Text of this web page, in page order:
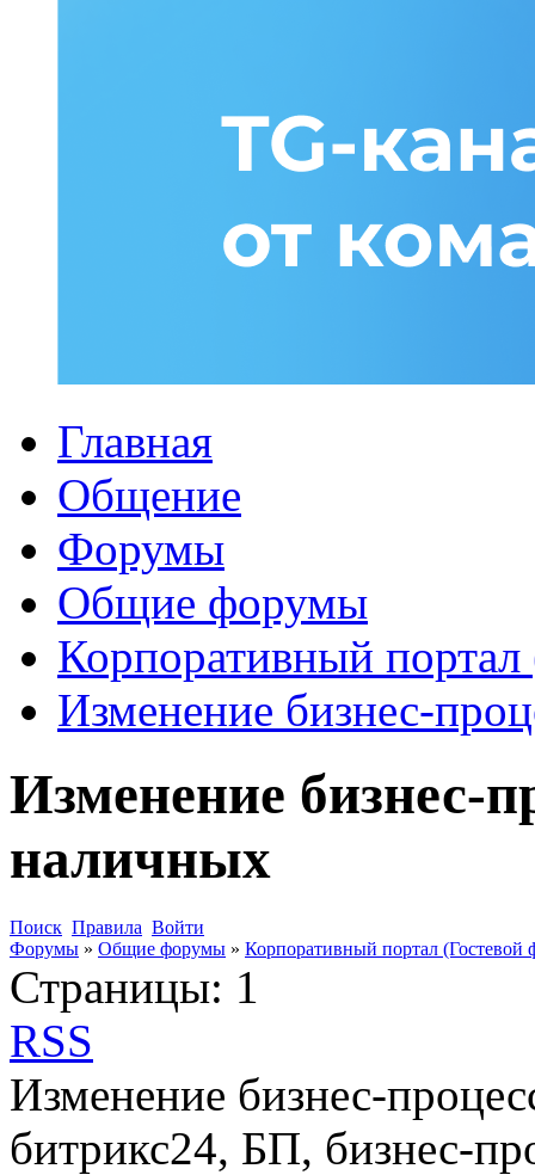
Главная
Общение
Форумы
Общие форумы
Корпоративный
Изменение бизнес-
Изменение бизнес-
наличных
Поиск Правила Войти
Форумы » Общие форумы » Корпоративный портал (Гостевой
Страницы: 1
RSS
Изменение бизнес-
битрикс24, БП, бизнес-